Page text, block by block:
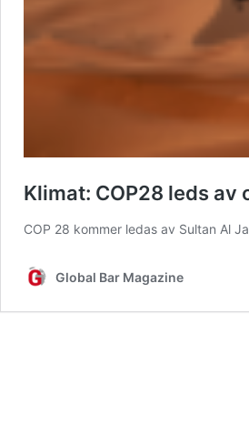
Klimat: COP28 leds av
COP 28 kommer ledas av Sultan Al
Global Bar Magazine